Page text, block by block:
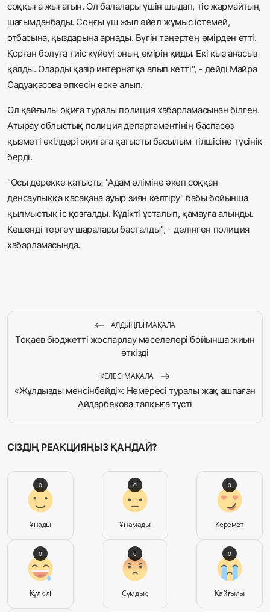
соққыға жығатын. Ол балалары үшін шыдап, тіс жармайтын,
шағымданбады. Соңғы үш жыл әйел жұмыс істемей,
отбасына, қыздарына арнады. Бүгін таңертең өмірден өтті.
Қорған болуға тиіс күйеуі оның өмірін қиды. Екі қыз анасыз
қалды. Оларды қазір интернатқа алып кетті", - дейді Майра
Садуақасова әпкесін еске алып.
Ол қайғылы оқиға туралы полиция хабарламасынан білген.
Атырау облыстық полиция департаментінің баспасөз
қызметі өкілдері оқиғаға қатысты басылым тілшісіне түсінік
берді.
"Осы дерекке қатысты "Адам өліміне әкеп соққан
денсаулыққа қасақана ауыр зиян келтiру" бабы бойынша
қылмыстық іс қозғалды. Күдікті ұсталып, қамауға алынды.
Кешенді тергеу шаралары басталды", - делінген полиция
хабарламасында.
АЛДЫҢҒЫ МАҚАЛА
Тоқаев бюджетті жоспарлау мәселелері бойынша жиын
өткізді
КЕЛЕСІ МАҚАЛА
«Жұлдызды менсінбейді»: Немересі туралы жақ ашпаған
Айдарбекова талқыға түсті
СІЗДІҢ РЕАКЦИЯҢЫЗ ҚАНДАЙ?
Ұнады
0
Ұнамады
0
Керемет
0
Күлкілі
0
Сұмдық
0
Қайғылы
0